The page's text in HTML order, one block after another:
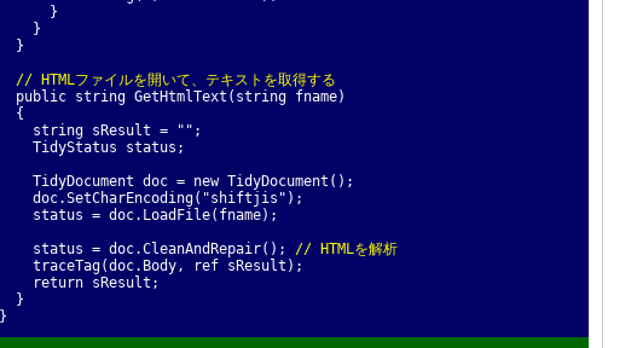
}
}
}
// HTMLファイルを開いて、テキストを取得する
public string GetHtmlText(string fname)
{
string sResult = "";
TidyStatus status;
TidyDocument doc = new TidyDocument();
doc.SetCharEncoding("shiftjis");
status = doc.LoadFile(fname);
status = doc.CleanAndRepair(); // HTMLを解析
traceTag(doc.Body, ref sResult);
return sResult;
}
}